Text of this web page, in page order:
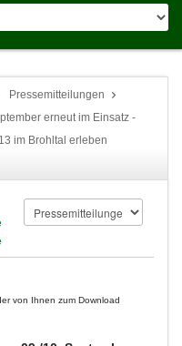
Pressemitteilungen
erneut im Einsatz -
im Brohltal erleben
von Ihnen zum Download